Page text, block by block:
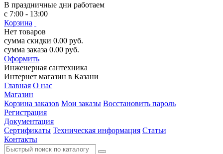
В праздничные дни работаем
с 7:00 - 13:00
Корзина
Нет товаров
сумма скидки 0.00 руб.
сумма заказа 0.00 руб.
Оформить
Инженерная сантехника
Интернет магазин в Казани
Главная О нас
Магазин
Корзина заказов Мои заказы Восстановить пароль
Регистрация
Документация
Сертификаты Техническая информация Статьи
Контакты